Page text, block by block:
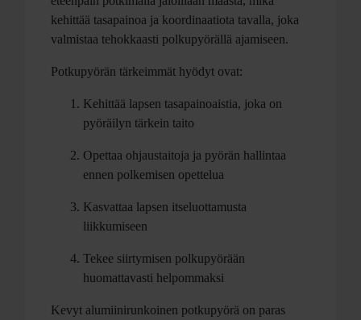
kehittää tasapainoa ja koordinaatiota tavalla, joka
valmistaa tehokkaasti polkupyörällä ajamiseen.
Potkupyörän tärkeimmät hyödyt ovat:
Kehittää lapsen tasapainoaistia, joka on
pyöräilyn tärkein taito
Opettaa ohjaustaitoja ja pyörän hallintaa
ennen polkemisen opettelua
Kasvattaa lapsen itseluottamusta
liikkumiseen
Tekee siirtymisen polkupyörään
huomattavasti helpommaksi
Kevyt alumiinirunkoinen potkupyörä on paras